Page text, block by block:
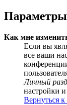
Параметры
Как мне
Если вы
все ваши
Личный
настройки
Вернуться к